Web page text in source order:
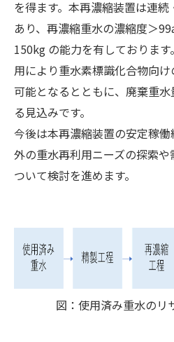
を得ます。本再濃縮装置は連
あり、再濃縮重水の濃縮度＞
150kg の能力を有しておりま
用により重水素標識化合物向
可能となるとともに、廃棄重
る見込みです。
今後は本再濃縮装置の安定稼
外の重水再利用ニーズの探索
ついて検討を進めます。
図：使用済み重水のリ